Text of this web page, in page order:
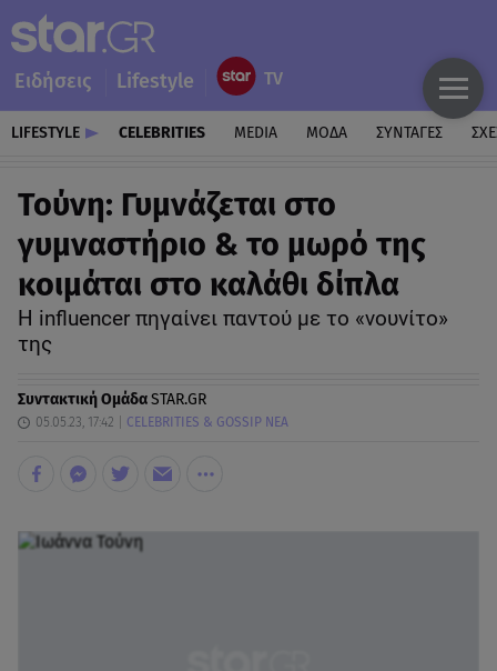
Ειδήσεις Lifestyle
LIFESTYLE CELEBRITIES MEDIA ΜΟΔΑ ΣΥΝΤΑΓΕΣ
Τούνη: Γυμνάζεται στο
γυμναστήριο & το μωρό της
κοιμάται στο καλάθι δίπλα
Η influencer πηγαίνει παντού με το «νουνίτο»
της
Συντακτική ΟμάδαSTAR.GR
05.05.23, 17:42 CELEBRITIES & GOSSIP ΝΕΑ